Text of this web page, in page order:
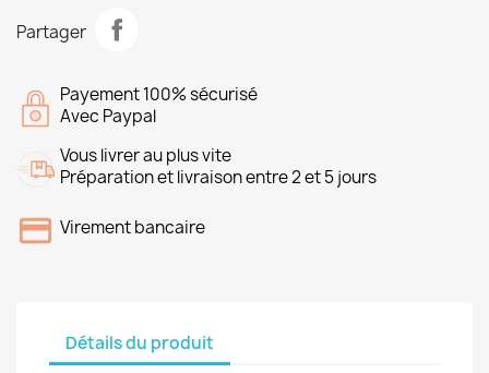
Partager
Payement 100% sécurisé
Avec Paypal
Vous livrer au plus vite
Préparation et livraison entre 2 et 5 jours
Virement bancaire
Détails du produit